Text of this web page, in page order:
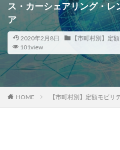
ス・カーシェアリング・レ
ア
2020年2月8日
【市町村別】定
101view
HOME 【市町村別】定額モビリ